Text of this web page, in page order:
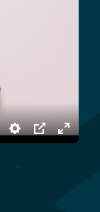
Settings
PIP
Enter